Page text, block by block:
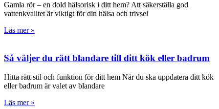
Gamla rör – en dold hälsorisk i ditt hem? Att säkerställa god
vattenkvalitet är viktigt för din hälsa och trivsel
Läs mer »
Så väljer du rätt blandare till ditt kök eller badrum
Hitta rätt stil och funktion för ditt hem När du ska uppdatera ditt kök
eller badrum är valet av blandare
Läs mer »